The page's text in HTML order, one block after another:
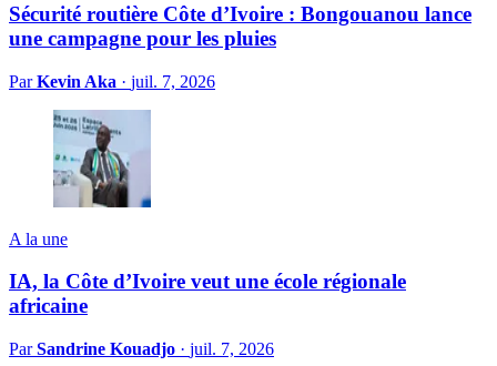
Sécurité routière Côte d’Ivoire : Bongouanou lance
une campagne pour les pluies
ParKevin Aka · juil. 7, 2026
A la une
IA, la Côte d’Ivoire veut une école régionale
africaine
ParSandrine Kouadjo · juil. 7, 2026